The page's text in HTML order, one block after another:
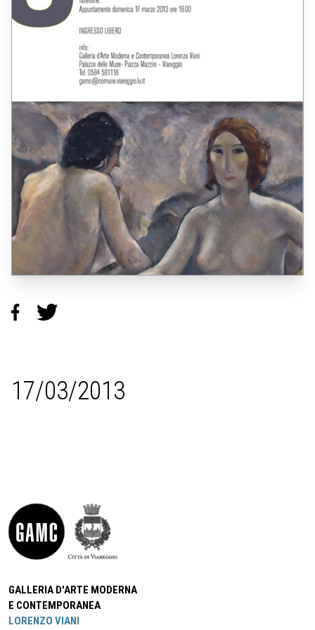
17/03/2013
GALLERIA D'ARTE MODERNA
E CONTEMPORANEA
LORENZO VIANI